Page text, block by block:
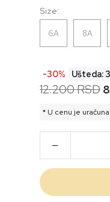
Size:
6A 8A
-30% Ušteda:
12.200 RSD
* U cenu je